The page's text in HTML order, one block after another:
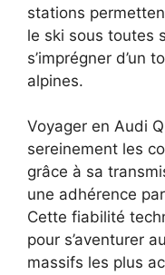
stations
le ski sous toutes
s’imprégner d’un
alpines.
Voyager en Audi
sereinement les
grâce à sa
une adhérence
Cette fiabilité
pour s’aventurer
massifs les plus